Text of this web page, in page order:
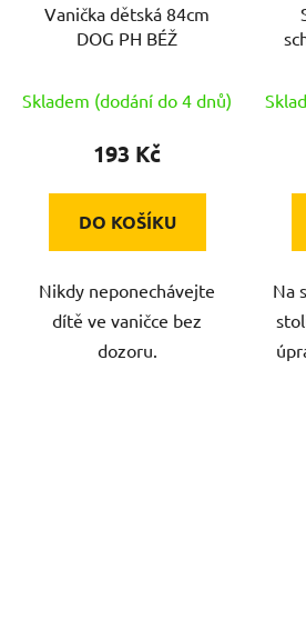
Vanička dětská 84cm
DOG PH BÉŽ
Skladem (dodání do 4 dnů)
193 Kč
DO KOŠÍKU
Nikdy neponechávejte
dítě ve vaničce bez
dozoru.
Na